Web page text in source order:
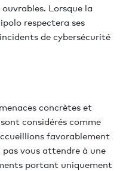
Lorsque la
respectera ses
de cybersécurité
concrètes et
considérés comme
favorablement
vous attendre à une
portant uniquement